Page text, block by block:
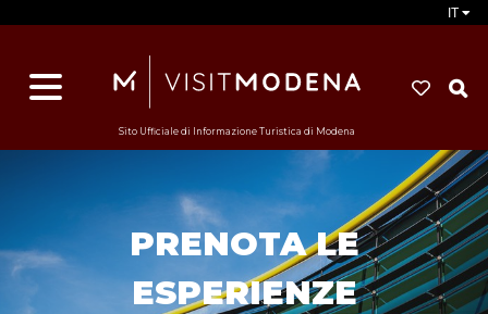
IT
Sito Ufficiale di Informazione Turistica di Modena
PRENOTA LE
ESPERIENZE